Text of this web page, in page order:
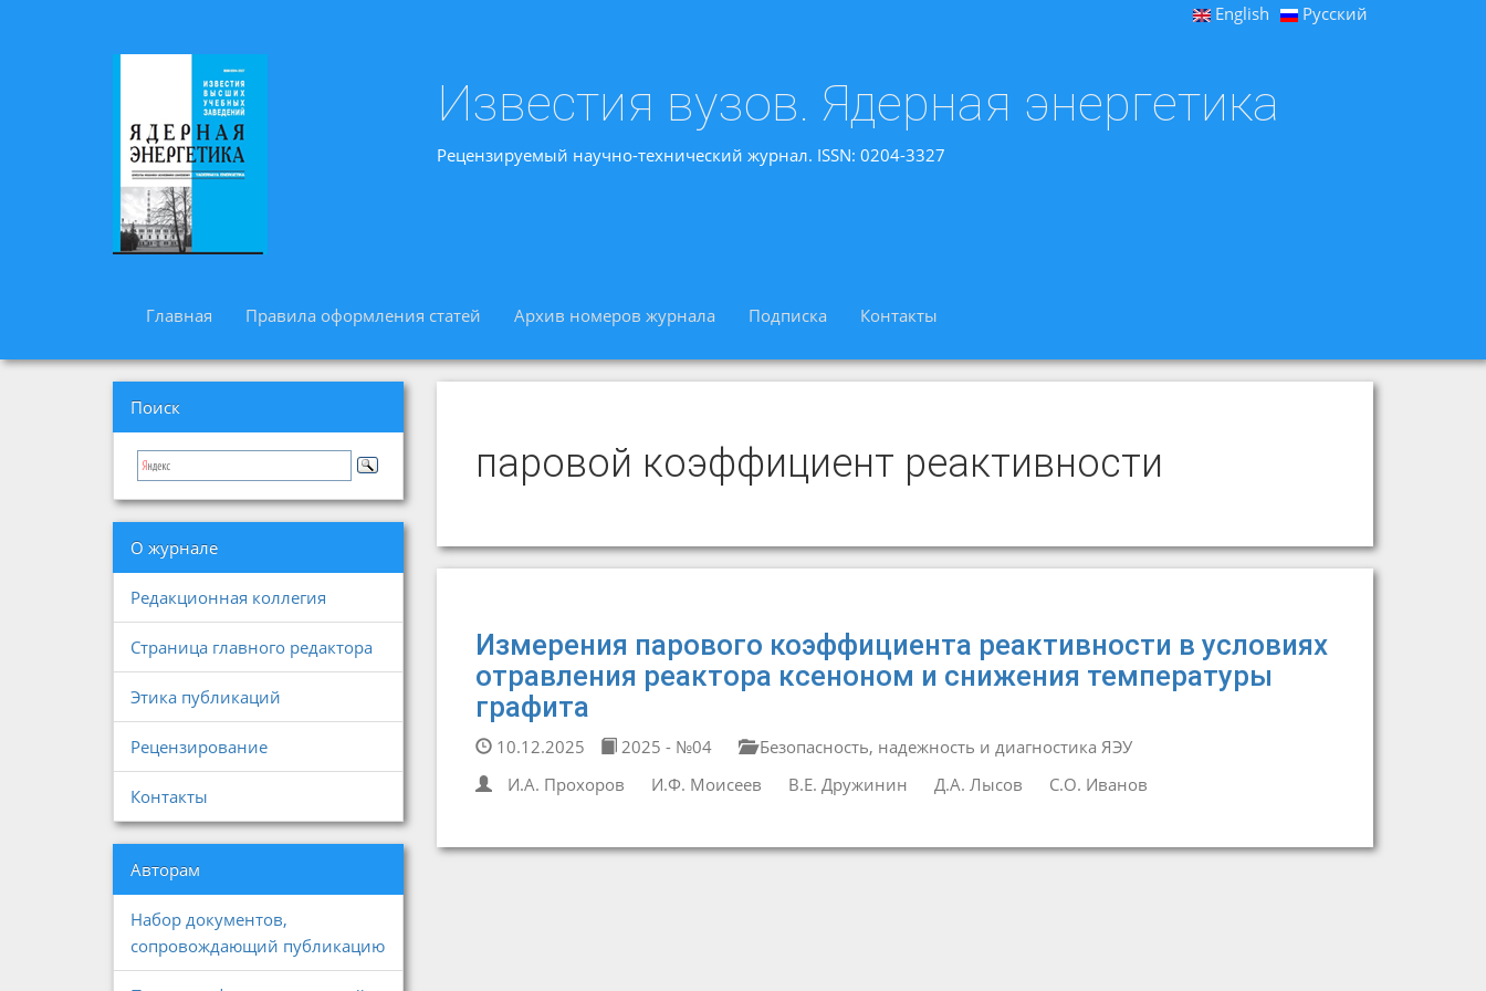
English Русский
Известия вузов. Ядерная энергетика
Рецензируемый научно-технический журнал. ISSN: 0204-3327
Главная Правила оформления статей Архив номеров журнала Подписка Контакты
Поиск
О журнале
Редакционная коллегия
Страница главного редактора
Этика публикаций
Рецензирование
Контакты
Авторам
Набор документов,
сопровождающий публикацию
паровой коэффициент реактивности
Измерения парового коэффициента реактивности в условиях
отравления реактора ксеноном и снижения температуры
графита
10.12.2025 2025 - №04
Безопасность, надежность и диагностика ЯЭУ
И.А. Прохоров
И.Ф. Моисеев В.Е. Дружинин Д.А. Лысов С.О. Иванов